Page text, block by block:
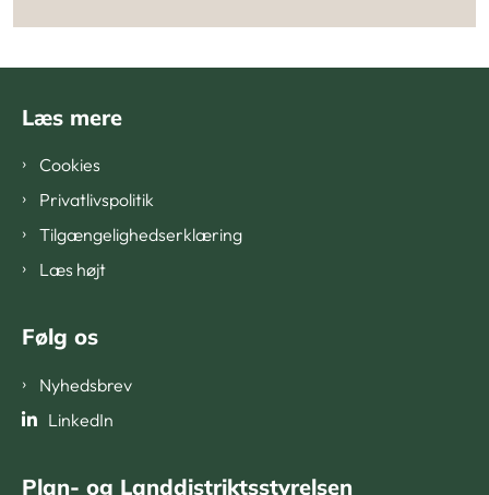
Læs mere
Cookies
Privatlivspolitik
Tilgængelighedserklæring
Læs højt
Følg os
Nyhedsbrev
LinkedIn
Plan- og Landdistriktsstyrelsen